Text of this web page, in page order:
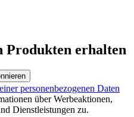
Produkten erhalten
personenbezogenen Daten
über Werbeaktionen,
Dienstleistungen zu.